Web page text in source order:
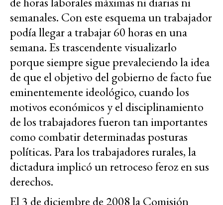
semanales. Con este esquema un trabajador
podía llegar a trabajar 60 horas en una
semana. Es trascendente visualizarlo
porque siempre sigue prevaleciendo la idea
de que el objetivo del gobierno de facto fue
eminentemente ideológico, cuando los
motivos económicos y el disciplinamiento
de los trabajadores fueron tan importantes
como combatir determinadas posturas
políticas. Para los trabajadores rurales, la
dictadura implicó un retroceso feroz en sus
derechos.
El 3 de diciembre de 2008 la Comisión